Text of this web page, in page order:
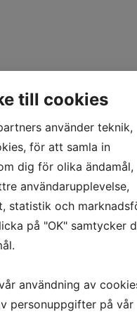
så återkommer vi inom kort!
i kontakt med
till cookies
använder teknik,
för att samla in
dig för olika ändamål,
användarupplevelse,
statistik och
på "OK" samtycker
användning av
personuppgifter på vår